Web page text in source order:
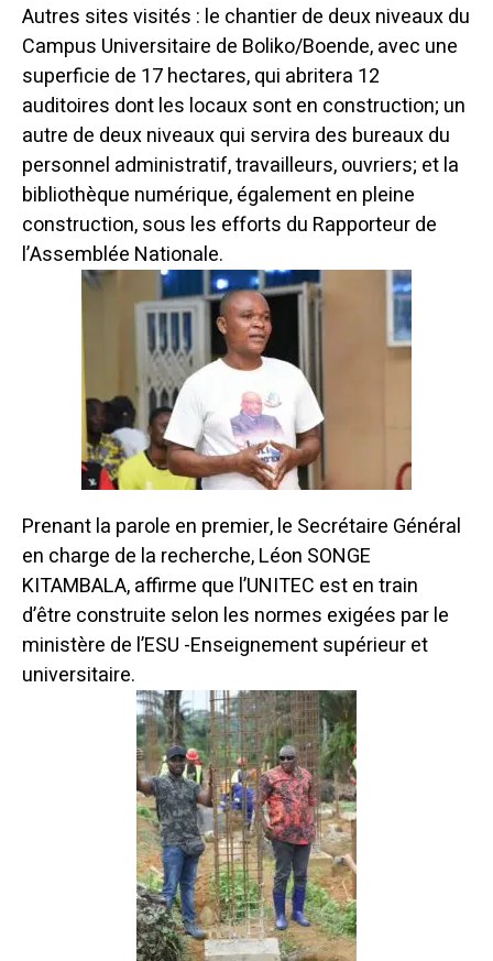
Autres sites visités : le chantier de deux niveaux du
Campus Universitaire de Boliko/Boende, avec une
superficie de 17 hectares, qui abritera 12
auditoires dont les locaux sont en construction; un
autre de deux niveaux qui servira des bureaux du
personnel administratif, travailleurs, ouvriers; et la
bibliothèque numérique, également en pleine
construction, sous les efforts du Rapporteur de
l’Assemblée Nationale.
Prenant la parole en premier, le Secrétaire Général
en charge de la recherche, Léon SONGE
KITAMBALA, affirme que l’UNITEC est en train
d’être construite selon les normes exigées par le
ministère de l’ESU -Enseignement supérieur et
universitaire.